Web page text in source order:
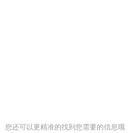
您还可以更精准的找到您需要的信息哦